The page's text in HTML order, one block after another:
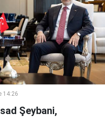
14:26
Şeybani,